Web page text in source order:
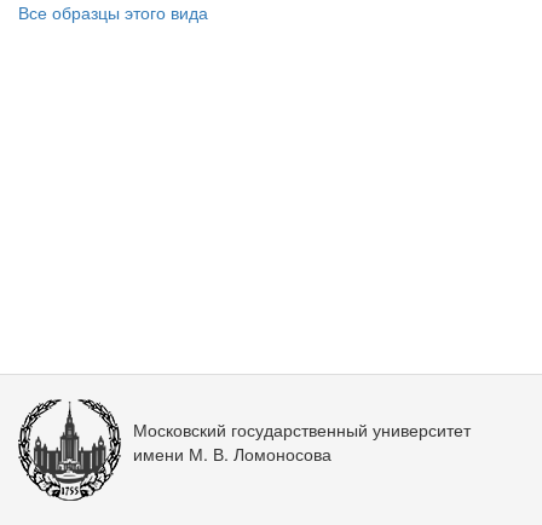
Все образцы этого вида
Московский государственный университет
имени М. В. Ломоносова